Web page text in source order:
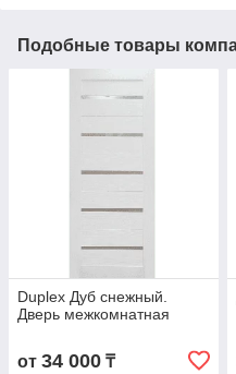
Подобные товары
Duplex Дуб снежный.
Дверь межкомнатная
от 34 000 ₸